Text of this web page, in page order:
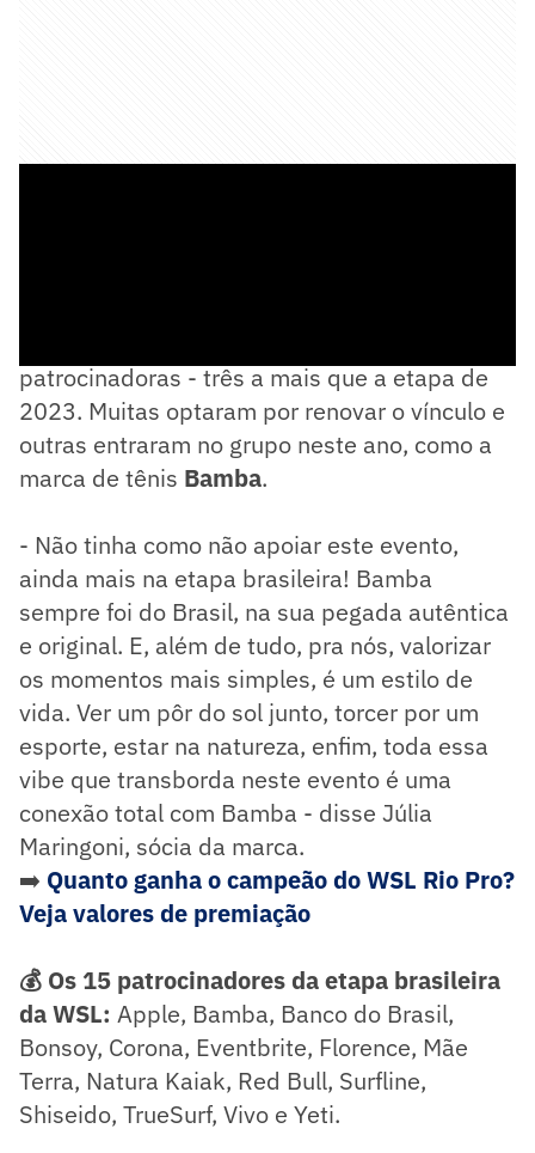
patrocinadoras - três a mais que a etapa de
2023. Muitas optaram por renovar o vínculo e
outras entraram no grupo neste ano, como a
marca de tênis Bamba.
- Não tinha como não apoiar este evento,
ainda mais na etapa brasileira! Bamba
sempre foi do Brasil, na sua pegada autêntica
e original. E, além de tudo, pra nós, valorizar
os momentos mais simples, é um estilo de
vida. Ver um pôr do sol junto, torcer por um
esporte, estar na natureza, enfim, toda essa
vibe que transborda neste evento é uma
conexão total com Bamba - disse Júlia
Maringoni, sócia da marca.
➡️ Quanto ganha o campeão do WSL Rio Pro?
Veja valores de premiação
💰 Os 15 patrocinadores da etapa brasileira
da WSL: Apple, Bamba, Banco do Brasil,
Bonsoy, Corona, Eventbrite, Florence, Mãe
Terra, Natura Kaiak, Red Bull, Surfline,
Shiseido, TrueSurf, Vivo e Yeti.